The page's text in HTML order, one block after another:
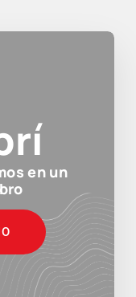
en un